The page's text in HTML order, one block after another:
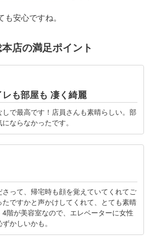
安心ですね。
店の満足ポイント
も部屋も 凄く綺麗
で最高です！店員さんも素晴らしい。部
ならなかったです。
って、帰宅時も顔を覚えていてくれてご
ですかと声かけしてくれて、とても素晴
階が美容室なので、エレベーターに女性
かしいかも。